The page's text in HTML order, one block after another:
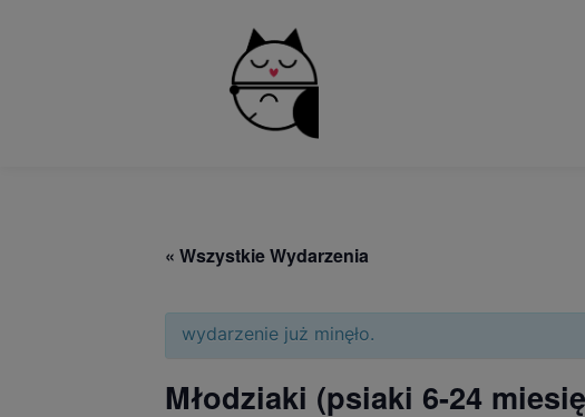
« Wszystkie Wydarzenia
wydarzenie już minęło.
Młodziaki (psiaki 6-24